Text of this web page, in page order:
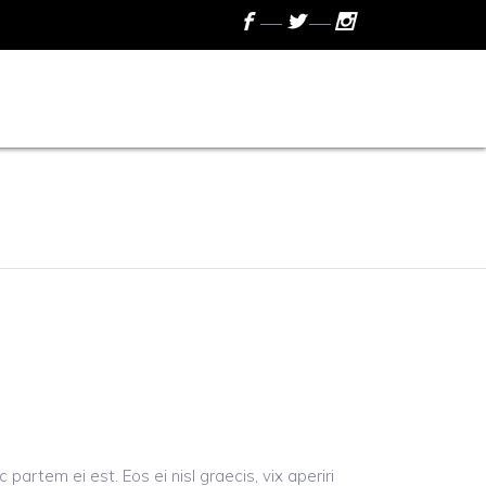
partem ei est. Eos ei nisl graecis, vix aperiri